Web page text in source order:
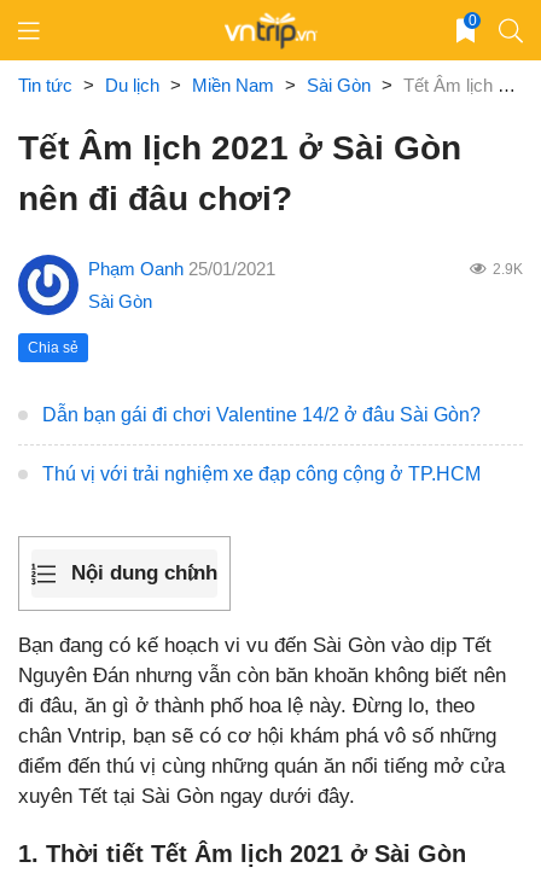
content
0
Tin tức > Du lịch > Miền Nam > Sài Gòn > Tết Âm lịch 2021 ở Sài Gòn nên đi đâu chơi?
Tết Âm lịch 2021 ở Sài Gòn
nên đi đâu chơi?
Phạm Oanh 25/01/2021 2.9K
Sài Gòn
Chia sẻ
Dẫn bạn gái đi chơi Valentine 14/2 ở đâu Sài Gòn?
Thú vị với trải nghiệm xe đạp công cộng ở TP.HCM
Nội dung chính
Bạn đang có kế hoạch vi vu đến Sài Gòn vào dịp Tết
Nguyên Đán nhưng vẫn còn băn khoăn không biết nên
đi đâu, ăn gì ở thành phố hoa lệ này. Đừng lo, theo
chân Vntrip, bạn sẽ có cơ hội khám phá vô số những
điểm đến thú vị cùng những quán ăn nổi tiếng mở cửa
xuyên Tết tại Sài Gòn ngay dưới đây.
1. Thời tiết Tết Âm lịch 2021 ở Sài Gòn